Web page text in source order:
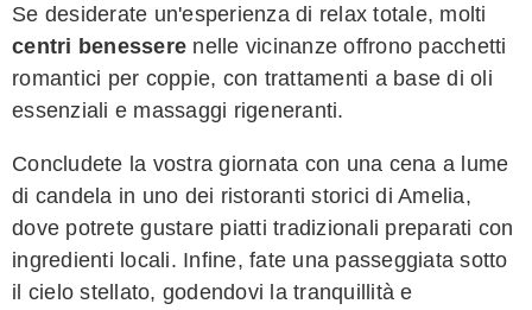
Se desiderate un'esperienza di relax totale, molti
centri benessere nelle vicinanze offrono pacchetti
romantici per coppie, con trattamenti a base di oli
essenziali e massaggi rigeneranti.
Concludete la vostra giornata con una cena a lume
di candela in uno dei ristoranti storici di Amelia,
dove potrete gustare piatti tradizionali preparati con
ingredienti locali. Infine, fate una passeggiata sotto
il cielo stellato, godendovi la tranquillità e